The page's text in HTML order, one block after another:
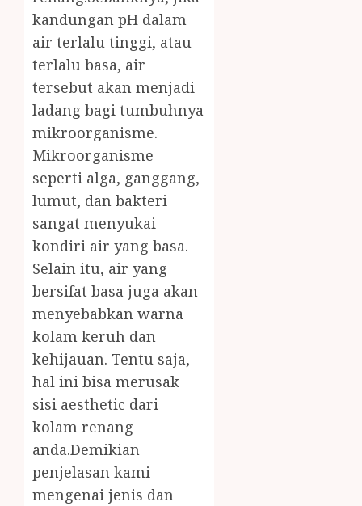
kandungan pH dalam
air terlalu tinggi, atau
terlalu basa, air
tersebut akan menjadi
ladang bagi tumbuhnya
mikroorganisme.
Mikroorganisme
seperti alga, ganggang,
lumut, dan bakteri
sangat menyukai
kondiri air yang basa.
Selain itu, air yang
bersifat basa juga akan
menyebabkan warna
kolam keruh dan
kehijauan. Tentu saja,
hal ini bisa merusak
sisi aesthetic dari
kolam renang
anda.Demikian
penjelasan kami
mengenai jenis dan